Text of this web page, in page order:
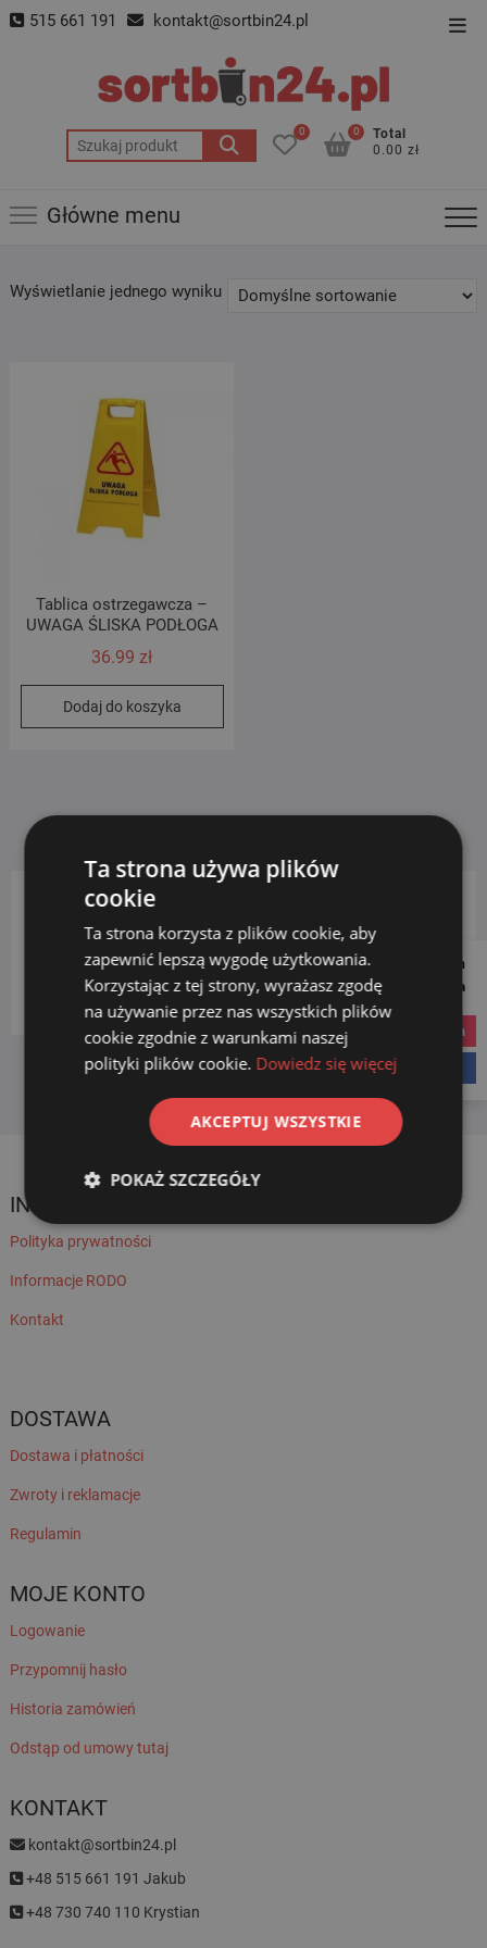
Skip 515 661 191 kontakt@sortbin24.pl
Szukaj:
0
Total
0.00 zł
0
Główne menu
Wyświetlanie jednego wyniku
Tablica ostrzegawcza –
UWAGA ŚLISKA PODŁOGA
36.99zł
Dodaj do koszyka
KATEGORIE PRODUKTÓW
Wybierz kategorię
INFORMACJE
Polityka prywatności
Informacje RODO
Kontakt
DOSTAWA
Dostawa i płatności
Zwroty i reklamacje
Regulamin
MOJE KONTO
Logowanie
Przypomnij hasło
Historia zamówień
Odstąp od umowy tutaj
KONTAKT
kontakt@sortbin24.pl
+48 515 661 191 Jakub
+48 730 740 110 Krystian
Follow us on
Social Media
instagram
Ta strona używa plików
cookie
Ta strona korzysta z plików cookie, aby
zapewnić lepszą wygodę użytkowania.
Korzystając z tej strony, wyrażasz zgodę
na używanie przez nas wszystkich plików
cookie zgodnie z warunkami naszej
polityki plików cookie. Dowiedz się więcej
AKCEPTUJ WSZYSTKIE
POKAŻ SZCZEGÓŁY